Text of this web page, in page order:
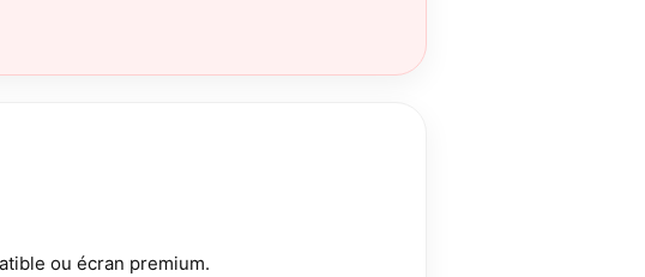
ou écran premium.